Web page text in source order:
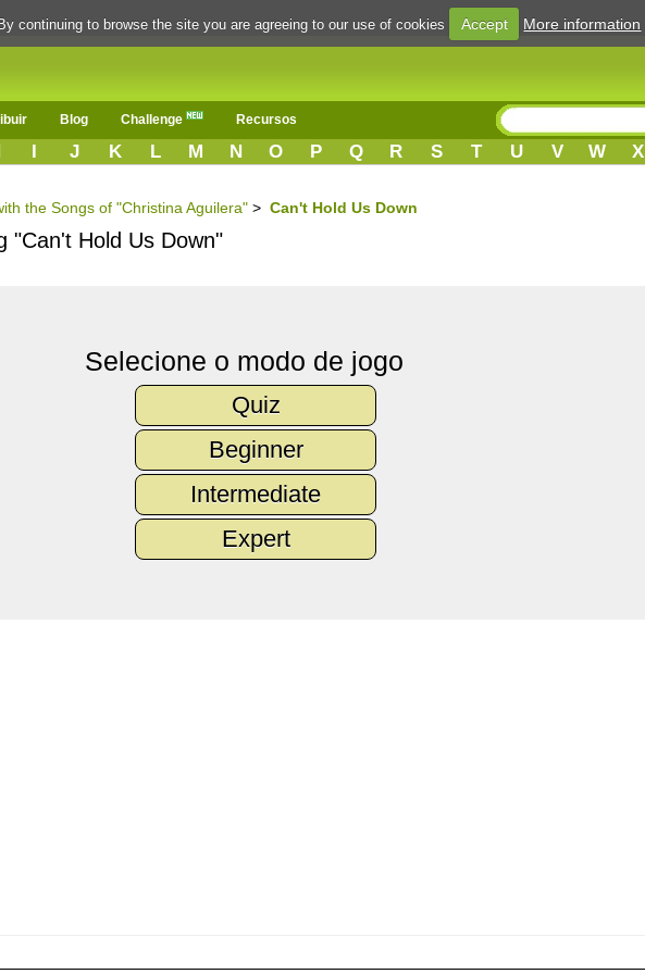
Blog Challenge Recursos
I J K L M N O P Q R S T U V W X
the Songs of "Christina Aguilera" > Can't Hold Us Down
"Can't Hold Us Down"
Selecione o modo de jogo
Quiz
Beginner
Intermediate
Expert
continuing to browse the site you are agreeing to our use of cookies Accept More information